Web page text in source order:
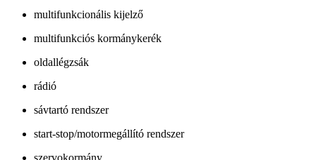
multifunkcionális kijelző
multifunkciós kormánykerék
oldallégzsák
rádió
sávtartó rendszer
start-stop/motormegállító rendszer